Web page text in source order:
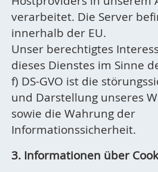
verarbeitet. Die Server
innerhalb der EU.
Unser berechtigtes
dieses Dienstes im Sinne
f) DS-GVO ist die
und Darstellung unseres
sowie die Wahrung der
Informationssicherheit.
3. Informationen über